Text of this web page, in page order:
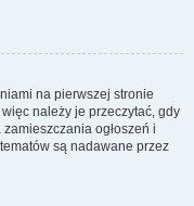
na pierwszej stronie
należy je przeczytać, gdy
ogłoszeń i
są nadawane przez